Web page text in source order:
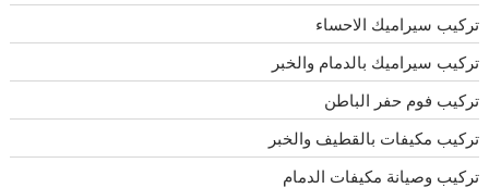
تركيب سيراميك الاحساء
تركيب سيراميك بالدمام والخبر
تركيب فوم حفر الباطن
تركيب مكيفات بالقطيف والخبر
تركيب وصيانة مكيفات الدمام